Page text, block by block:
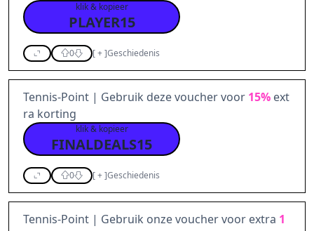
klik & kopieer
PLAYER15
0 [+]Geschiedenis
Tennis-Point | Gebruik deze voucher voor 15% ext
ra korting
klik & kopieer
FINALDEALS15
0 [+]Geschiedenis
Tennis-Point | Gebruik onze voucher voor extra 1